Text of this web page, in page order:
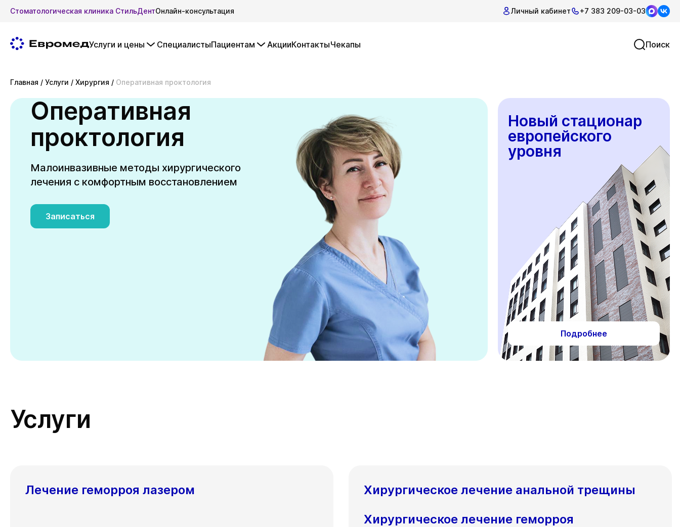
Стоматологическая клиника СтильДентОнлайн-консультация Личный кабинет +7 383 209-03-03
Услуги и цены СпециалистыПациентам АкцииКонтактыЧекапы Поиск
Главная / Услуги / Хирургия / Оперативная проктология
Оперативная
проктология
Малоинвазивные методы хирургического
лечения с комфортным восстановлением
Записаться
Новый стационар
европейского
уровня
Подробнее
Услуги
Лечение геморроя лазером
Хирургическое лечение анальной трещины
Хирургическое лечение геморроя